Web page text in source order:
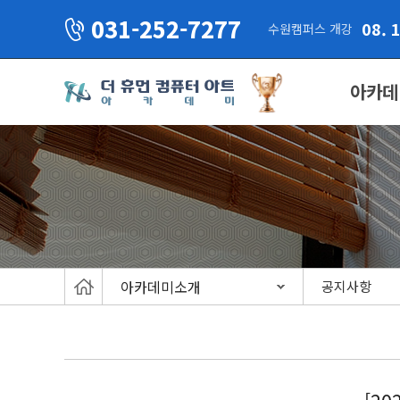
031-252-7277 수원캠퍼스 개강 08.
아카
아카데미소개 공지사항